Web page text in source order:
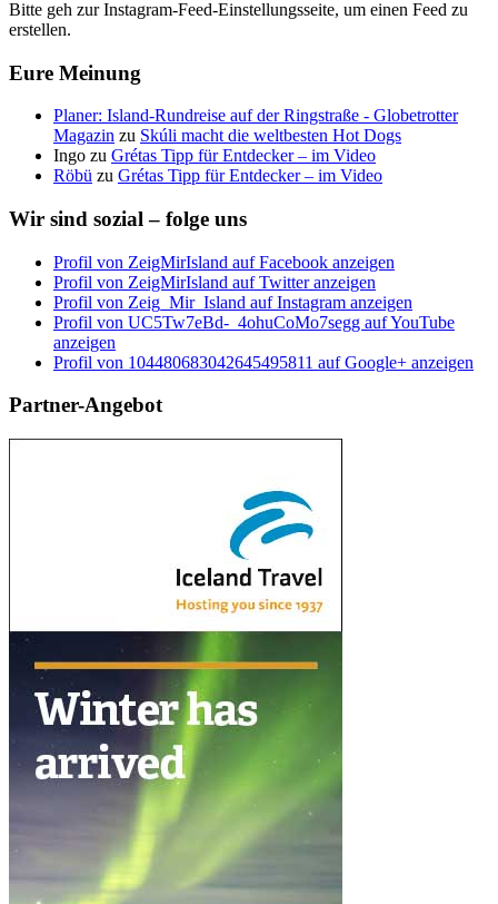
Bitte geh zur Instagram-Feed-Einstellungsseite, um einen Feed zu
erstellen.
Eure Meinung
Planer: Island-Rundreise auf der Ringstraße - Globetrotter
Magazin zu Skúli macht die weltbesten Hot Dogs
Ingo zu Grétas Tipp für Entdecker – im Video
Röbü zu Grétas Tipp für Entdecker – im Video
Wir sind sozial – folge uns
Profil von ZeigMirIsland auf Facebook anzeigen
Profil von ZeigMirIsland auf Twitter anzeigen
Profil von Zeig_Mir_Island auf Instagram anzeigen
Profil von UC5Tw7eBd-_4ohuCoMo7segg auf YouTube
anzeigen
Profil von 104480683042645495811 auf Google+ anzeigen
Partner-Angebot